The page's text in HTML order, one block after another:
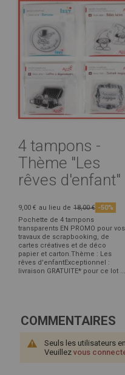
4 tampons -
Thème "Les
rêves d'enfant"
9,00 € au lieu de 18,00 € -50%
Pochette de 4 tampons
transparents EN PROMO pour vos
travaux de scrapbooking, de
cartes créatives et de déco
papier et carton.Thème : Les
rêves d'enfantExceptionnel :
livraison GRATUITE* pour ce lot ...
COMMENTAIRES
Seuls les utilisateurs
Veuillez vous